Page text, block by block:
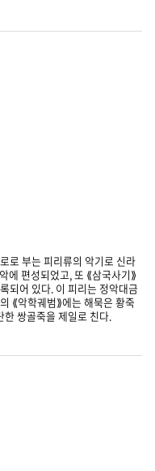
로 부는 피리류의 악기로 신라
에 편성되었고, 또 ⟪삼국사기⟫
되어 있다. 이 피리는 정악대금
⟪악학궤범⟫에는 해묵은 황죽
쌍골죽을 제일로 친다.